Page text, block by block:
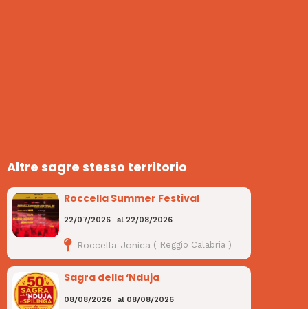
Altre sagre stesso territorio
Roccella Summer Festival
22/07/2026 al 22/08/2026
Roccella Jonica ( Reggio Calabria )
Sagra della ‘Nduja
08/08/2026 al 08/08/2026